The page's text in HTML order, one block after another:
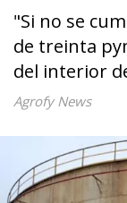
"Si no se
de treinta
del interior
Agrofy News